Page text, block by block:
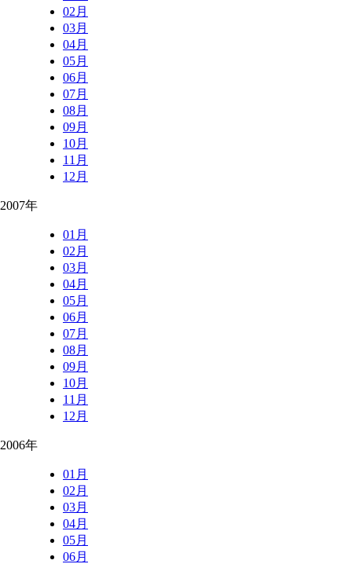
02月
03月
04月
05月
06月
07月
08月
09月
10月
11月
12月
2007年
01月
02月
03月
04月
05月
06月
07月
08月
09月
10月
11月
12月
2006年
01月
02月
03月
04月
05月
06月